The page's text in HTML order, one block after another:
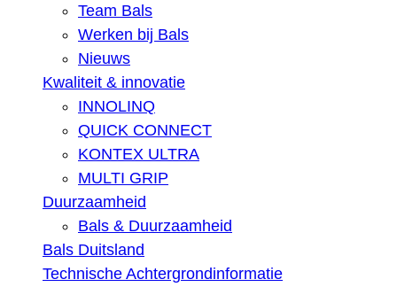
Team Bals
Werken bij Bals
Nieuws
Kwaliteit & innovatie
INNOLINQ
QUICK CONNECT
KONTEX ULTRA
MULTI GRIP
Duurzaamheid
Bals & Duurzaamheid
Bals Duitsland
Technische Achtergrondinformatie